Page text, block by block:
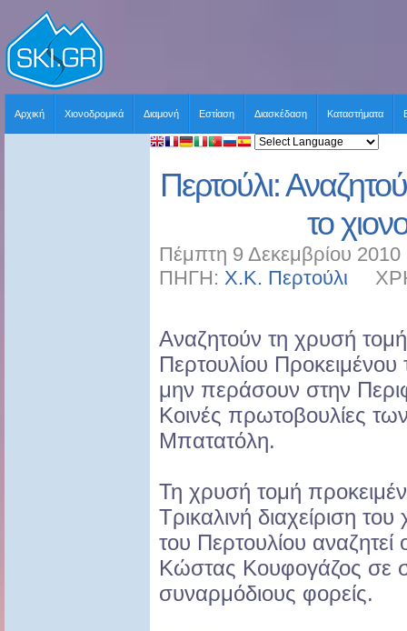
Αρχική Χιονοδρομικά Διαμονή Εστίαση Διασκέδαση Καταστήματα
Περτούλι:
το
Πέμπτη 9 Δεκεμβρίου
ΠΗΓΗ: Χ.Κ. Περτούλι
Αναζητούν τη χρυσή τομή
Περτουλίου
μην περάσουν στην
Κοινές πρωτοβουλίες
Μπατατόλη.
Τη χρυσή τομή
Τρικαλινή διαχείριση
του Περτουλίου
Κώστας Κουφογάζος σε
συναρμόδιους φορείς.